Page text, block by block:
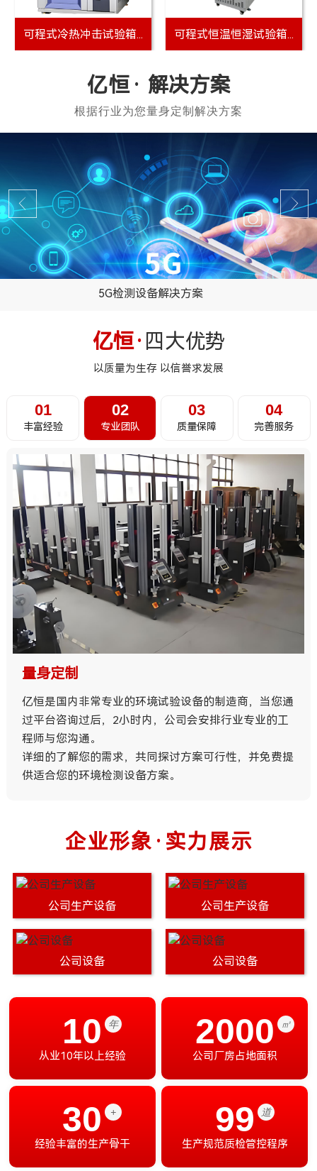
YH-9002C+万... YH-9002A微电...
解决方案
电子检测设备解决方案
亿恒· 四大优势
以质量为生存 以信誉求发展
01
丰富经验
02
专业团队
03
质量保障
04
完善服务
量身定制
亿恒是国内非常专业的环境试验设备的制造商，当您通
过平台咨询过后，2小时内，公司会安排行业专业的工
程师与您沟通。
详细的了解您的需求，共同探讨方案可行性，并免费提
供适合您的环境检测设备方案。
企业形象·实力展示
公司生产设备 公司生产设备
公司设备 公司设备
10 年
从业10年以上经验
2000 ㎡
公司厂房占地面积
30 +
经验丰富的生产骨干
99 道
生产规范质检管控程序